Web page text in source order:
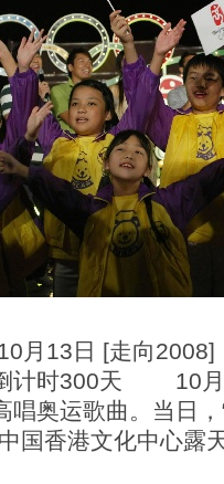
月13日 [走向
计时300天 10月
唱奥运歌曲。当日
国香港文化中心露